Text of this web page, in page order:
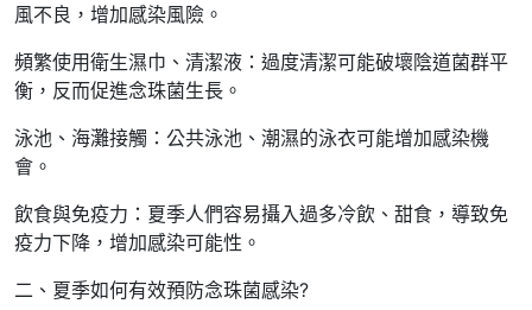
風不良，增加感染風險。
頻繁使用衛生濕巾、清潔液：過度清潔可能破壞陰道菌群平
衡，反而促進念珠菌生長。
泳池、海灘接觸：公共泳池、潮濕的泳衣可能增加感染機
會。
飲食與免疫力：夏季人們容易攝入過多冷飲、甜食，導致免
疫力下降，增加感染可能性。
二、夏季如何有效預防念珠菌感染?